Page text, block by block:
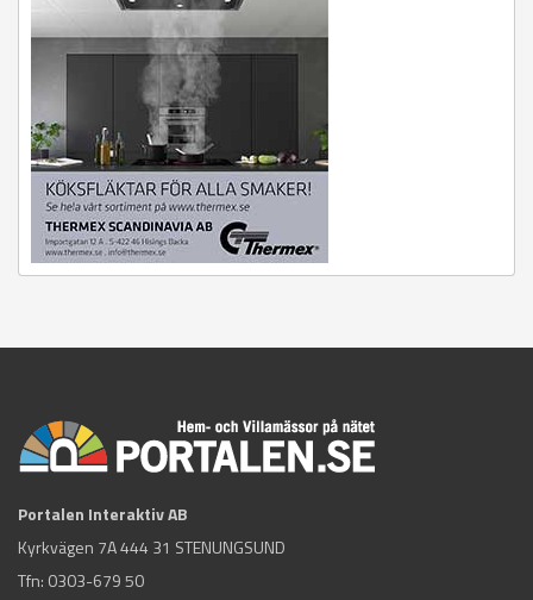
Portalen Interaktiv AB
Kyrkvägen 7A 444 31 STENUNGSUND
Tfn: 0303-679 50